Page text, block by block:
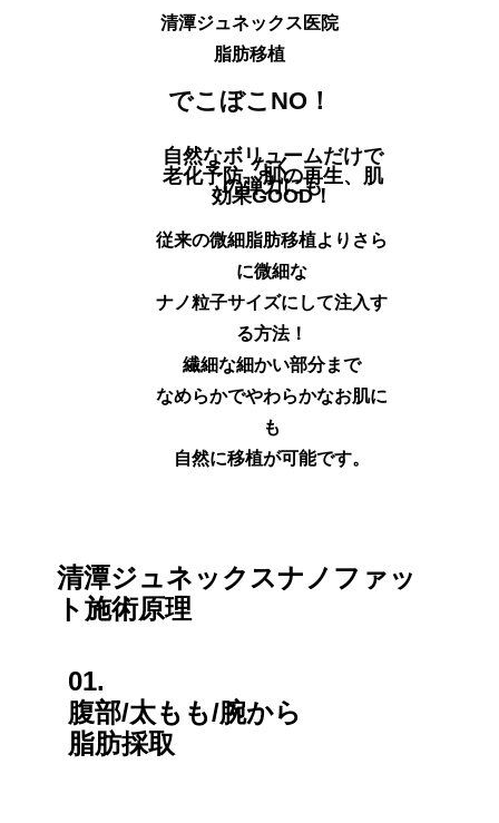
清潭ジュネックス医院
脂肪移植
でこぼこNO！
自然なボリュームだけで
なく
老化予防、肌の再生、肌
の弾力にも
効果GOOD！
従来の微細脂肪移植よりさら
に微細な
ナノ粒子サイズにして注入す
る方法！
繊細な細かい部分まで
なめらかでやわらかなお肌に
も
自然に移植が可能です。
清潭ジュネックスナノファッ
ト施術原理
01.
腹部/太もも/腕から
脂肪採取